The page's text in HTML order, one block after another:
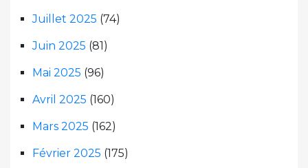
Juillet 2025 (74)
Juin 2025 (81)
Mai 2025 (96)
Avril 2025 (160)
Mars 2025 (162)
Février 2025 (175)